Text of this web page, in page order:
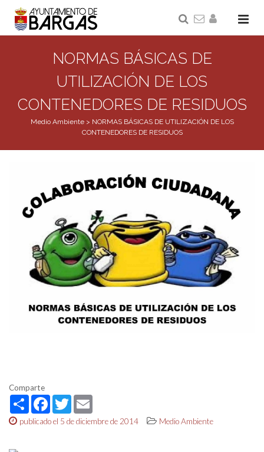
NORMAS BÁSICAS DE
UTILIZACIÓN DE LOS
CONTENEDORES DE RESIDUOS
Medio Ambiente> NORMAS BÁSICAS DE UTILIZACIÓN DE LOS
CONTENEDORES DE RESIDUOS
Comparte
ShareFacebook
Twitter
publicado el 5 de diciembre de 2014 Medio Ambiente